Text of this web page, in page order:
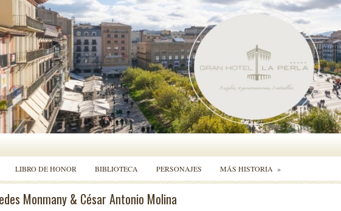
LIBRO DE HONOR BIBLIOTECA PERSONAJES MÁS HISTORIA »
Monmany & César Antonio Molina